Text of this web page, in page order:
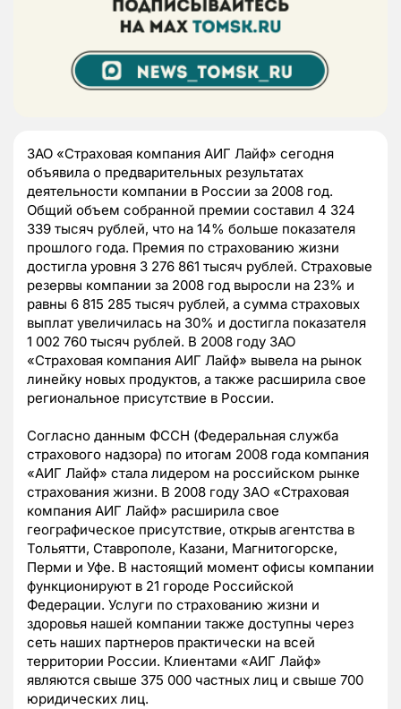
ЗАО «Страховая компания АИГ Лайф» сегодня
объявила о предварительных результатах
деятельности компании в России за 2008 год.
Общий объем собранной премии составил 4 324
339 тысяч рублей, что на 14% больше показателя
прошлого года. Премия по страхованию жизни
достигла уровня 3 276 861 тысяч рублей. Страховые
резервы компании за 2008 год выросли на 23% и
равны 6 815 285 тысяч рублей, а сумма страховых
выплат увеличилась на 30% и достигла показателя
1 002 760 тысяч рублей. В 2008 году ЗАО
«Страховая компания АИГ Лайф» вывела на рынок
линейку новых продуктов, а также расширила свое
региональное присутствие в России.
Согласно данным ФССН (Федеральная служба
страхового надзора) по итогам 2008 года компания
«АИГ Лайф» стала лидером на российском рынке
страхования жизни. В 2008 году ЗАO «Страховая
компания АИГ Лайф» расширила свое
географическое присутствие, открыв агентства в
Тольятти, Ставрополе, Казани, Магнитогорске,
Перми и Уфе. В настоящий момент офисы компании
функционируют в 21 городе Российской
Федерации. Услуги по страхованию жизни и
здоровья нашей компании также доступны через
сеть наших партнеров практически на всей
территории России. Клиентами «АИГ Лайф»
являются свыше 375 000 частных лиц и свыше 700
юридических лиц.